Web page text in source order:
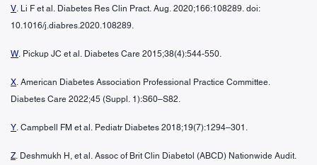
V. Li F et al. Diabetes Res Clin Pract. Aug. 2020;166:108289. doi:
10.1016/j.diabres.2020.108289.
W. Pickup JC et al. Diabetes Care 2015;38(4):544-550.
X. American Diabetes Association Professional Practice Committee.
Diabetes Care 2022;45 (Suppl. 1):S60–S82.
Y. Campbell FM et al. Pediatr Diabetes 2018;19(7):1294–301.
Z. Deshmukh H, et al. Assoc of Brit Clin Diabetol (ABCD) Nationwide Audit.